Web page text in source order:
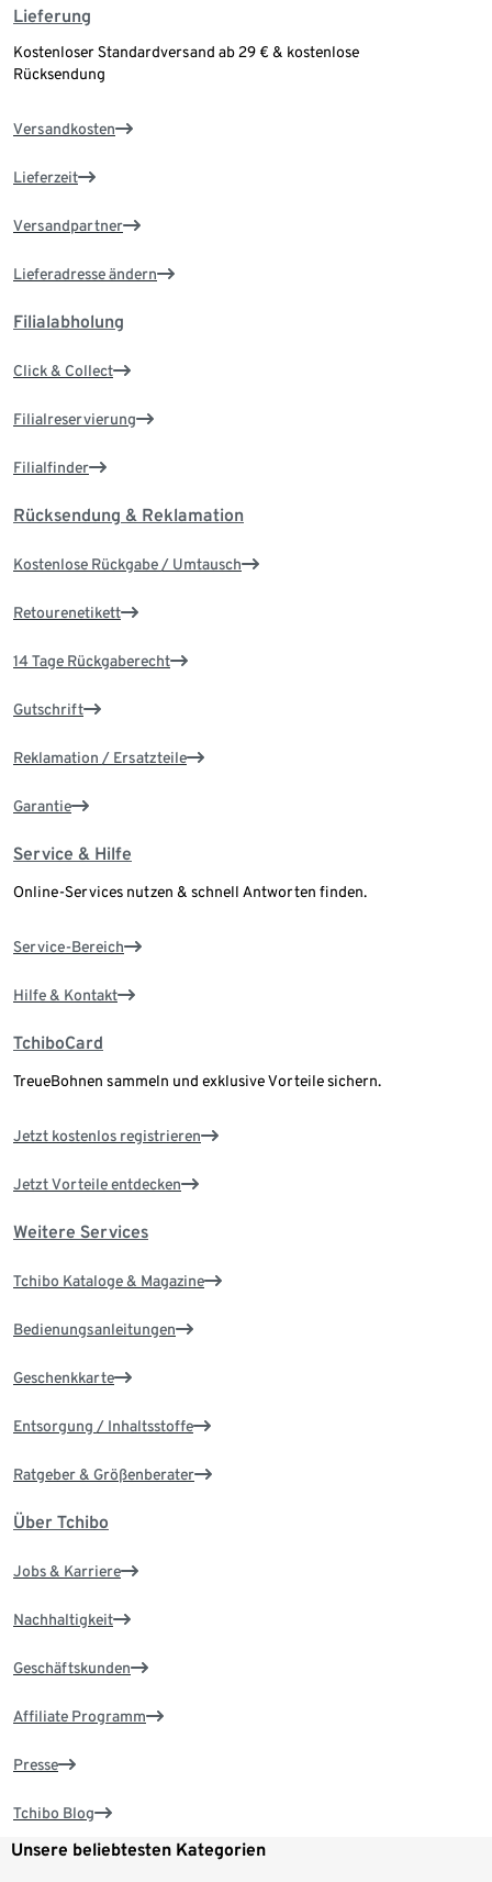
Lieferung
Kostenloser Standardversand ab 29 € & kostenlose
Rücksendung
Versandkosten
Lieferzeit
Versandpartner
Lieferadresse ändern
Filialabholung
Click & Collect
Filialreservierung
Filialfinder
Rücksendung & Reklamation
Kostenlose Rückgabe / Umtausch
Retourenetikett
14 Tage Rückgaberecht
Gutschrift
Reklamation / Ersatzteile
Garantie
Service & Hilfe
Online-Services nutzen & schnell Antworten finden.
Service-Bereich
Hilfe & Kontakt
TchiboCard
TreueBohnen sammeln und exklusive Vorteile sichern.
Jetzt kostenlos registrieren
Jetzt Vorteile entdecken
Weitere Services
Tchibo Kataloge & Magazine
Bedienungsanleitungen
Geschenkkarte
Entsorgung / Inhaltsstoffe
Ratgeber & Größenberater
Über Tchibo
Jobs & Karriere
Nachhaltigkeit
Geschäftskunden
Affiliate Programm
Presse
Tchibo Blog
Unsere beliebtesten Kategorien